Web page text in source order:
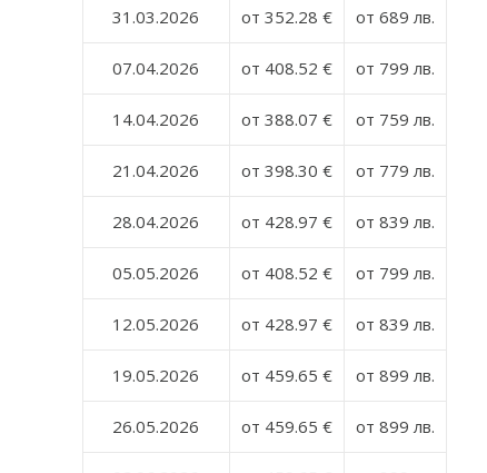
31.03.2026 от 352.28 € от 689 лв.
07.04.2026 от 408.52 € от 799 лв.
14.04.2026 от 388.07 € от 759 лв.
21.04.2026 от 398.30 € от 779 лв.
28.04.2026 от 428.97 € от 839 лв.
05.05.2026 от 408.52 € от 799 лв.
12.05.2026 от 428.97 € от 839 лв.
19.05.2026 от 459.65 € от 899 лв.
26.05.2026 от 459.65 € от 899 лв.